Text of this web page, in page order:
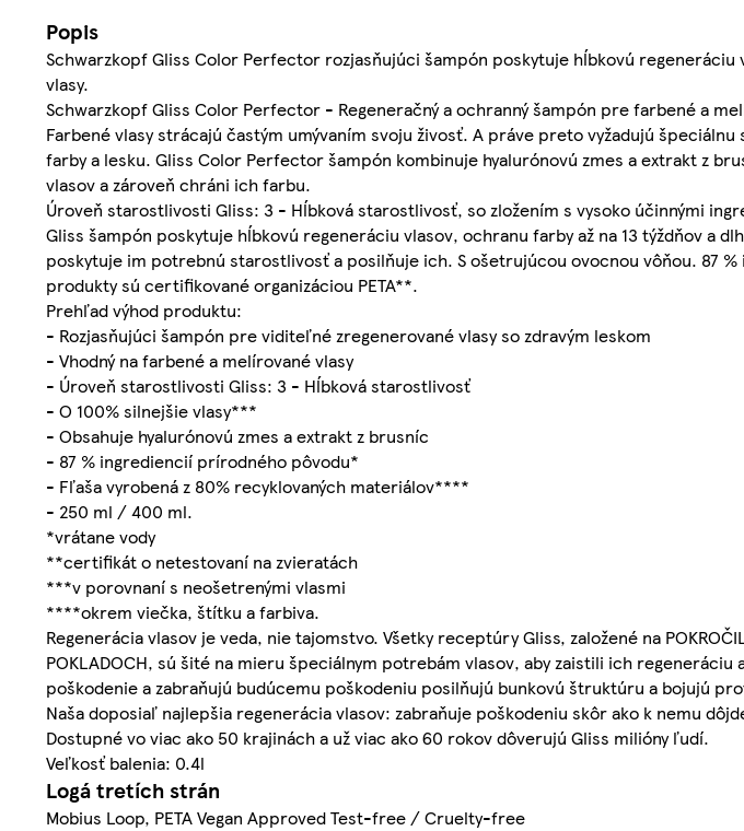
Popis
Schwarzkopf Gliss Color Perfector rozjasňujúci šampón poskytuje hĺbkovú
vlasy.
Schwarzkopf Gliss Color Perfector - Regeneračný a ochranný šampón pre farbené a
Farbené vlasy strácajú častým umývaním svoju živosť. A práve preto vyžadujú
farby a lesku. Gliss Color Perfector šampón kombinuje hyalurónovú zmes a extrakt z
vlasov a zároveň chráni ich farbu.
Úroveň starostlivosti Gliss: 3 - Hĺbková starostlivosť, so zložením s vysoko účinnými
Gliss šampón poskytuje hĺbkovú regeneráciu vlasov, ochranu farby až na 13 týždňov a
poskytuje im potrebnú starostlivosť a posilňuje ich. S ošetrujúcou ovocnou vôňou. 87
produkty sú certifikované organizáciou PETA**.
Prehľad výhod produktu:
- Rozjasňujúci šampón pre viditeľné zregenerované vlasy so zdravým leskom
- Vhodný na farbené a melírované vlasy
- Úroveň starostlivosti Gliss: 3 - Hĺbková starostlivosť
- O 100% silnejšie vlasy***
- Obsahuje hyalurónovú zmes a extrakt z brusníc
- 87 % ingrediencií prírodného pôvodu*
- Fľaša vyrobená z 80% recyklovaných materiálov****
- 250 ml / 400 ml.
*vrátane vody
**certifikát o netestovaní na zvieratách
***v porovnaní s neošetrenými vlasmi
****okrem viečka, štítku a farbiva.
Regenerácia vlasov je veda, nie tajomstvo. Všetky receptúry Gliss, založené na
POKLADOCH, sú šité na mieru špeciálnym potrebám vlasov, aby zaistili ich
poškodenie a zabraňujú budúcemu poškodeniu posilňujú bunkovú štruktúru a bojujú
Naša doposiaľ najlepšia regenerácia vlasov: zabraňuje poškodeniu skôr ako k nemu
Dostupné vo viac ako 50 krajinách a už viac ako 60 rokov dôverujú Gliss milióny ľudí.
Veľkosť balenia: 0.4l
Logá tretích strán
Mobius Loop, PETA Vegan Approved Test-free / Cruelty-free